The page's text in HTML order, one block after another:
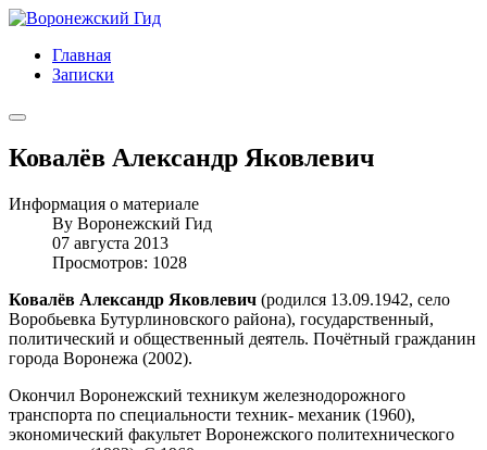
Главная
Записки
Ковалёв Александр Яковлевич
Информация о материале
By Воронежский Гид
07 августа 2013
Просмотров: 1028
Ковалёв Александр Яковлевич (родился 13.09.1942, село
Воробьевка Бутурлиновского района), государственный,
политический и общественный деятель. Почётный гражданин
города Воронежа (2002).
Окончил Воронежский техникум железнодорожного
транспорта по специальности техник- механик (1960),
экономический факультет Воронежского политехнического